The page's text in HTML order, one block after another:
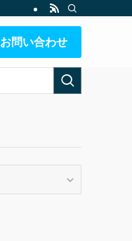
お問い合わせ